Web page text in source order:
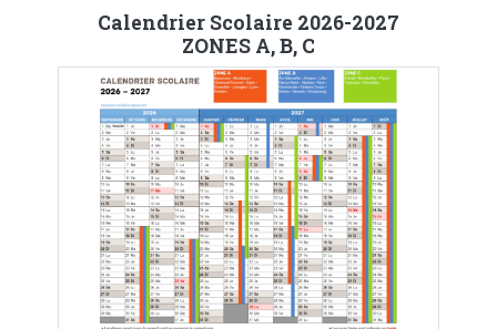
Calendrier Scolaire 2026-2027
ZONES A, B, C